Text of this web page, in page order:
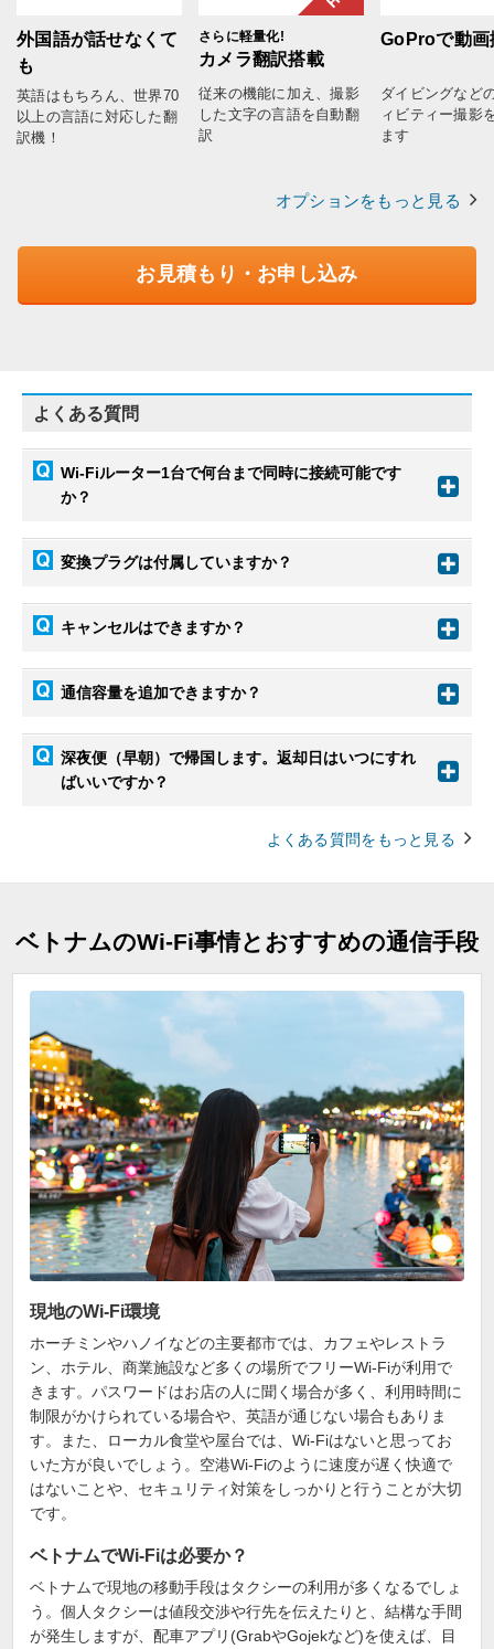
外国語が話せなくて
も
英語はもちろん、世界70
以上の言語に対応した翻
訳機！
さらに軽量化!
カメラ翻訳搭載
従来の機能に加え、撮影
した文字の言語を自動翻
訳
GoProで動画
ダイビングなど
ィビティー撮影
ます
オプションをもっと見る
お見積もり・お申し込み
よくある質問
Wi-Fiルーター1台で何台まで同時に接続可能です
か？
変換プラグは付属していますか？
キャンセルはできますか？
通信容量を追加できますか？
深夜便（早朝）で帰国します。返却日はいつにすれ
ばいいですか？
よくある質問をもっと見る
ベトナムのWi-Fi事情とおすすめの通信手段
現地のWi-Fi環境
ホーチミンやハノイなどの主要都市では、カフェやレストラ
ン、ホテル、商業施設など多くの場所でフリーWi-Fiが利用で
きます。パスワードはお店の人に聞く場合が多く、利用時間に
制限がかけられている場合や、英語が通じない場合もありま
す。また、ローカル食堂や屋台では、Wi-Fiはないと思ってお
いた方が良いでしょう。空港Wi-Fiのように速度が遅く快適で
はないことや、セキュリティ対策をしっかりと行うことが大切
です。
ベトナムでWi-Fiは必要か？
ベトナムで現地の移動手段はタクシーの利用が多くなるでしょ
う。個人タクシーは値段交渉や行先を伝えたりと、結構な手間
が発生しますが、配車アプリ(GrabやGojekなど)を使えば、目